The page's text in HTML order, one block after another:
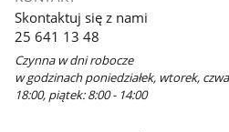
Skontaktuj się z nami
25 641 13 48
Czynna w dni robocze
w godzinach poniedziałek, wtorek,
18:00, piątek: 8:00 - 14:00